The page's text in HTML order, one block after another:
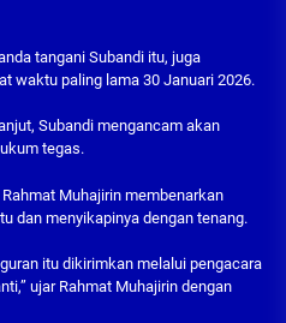
tangani Subandi itu, juga
waktu paling lama 30 Januari 2026.
Subandi mengancam akan
tegas.
Muhajirin membenarkan
dan menyikapinya dengan tenang.
itu dikirimkan melalui pengacara
ujar Rahmat Muhajirin dengan